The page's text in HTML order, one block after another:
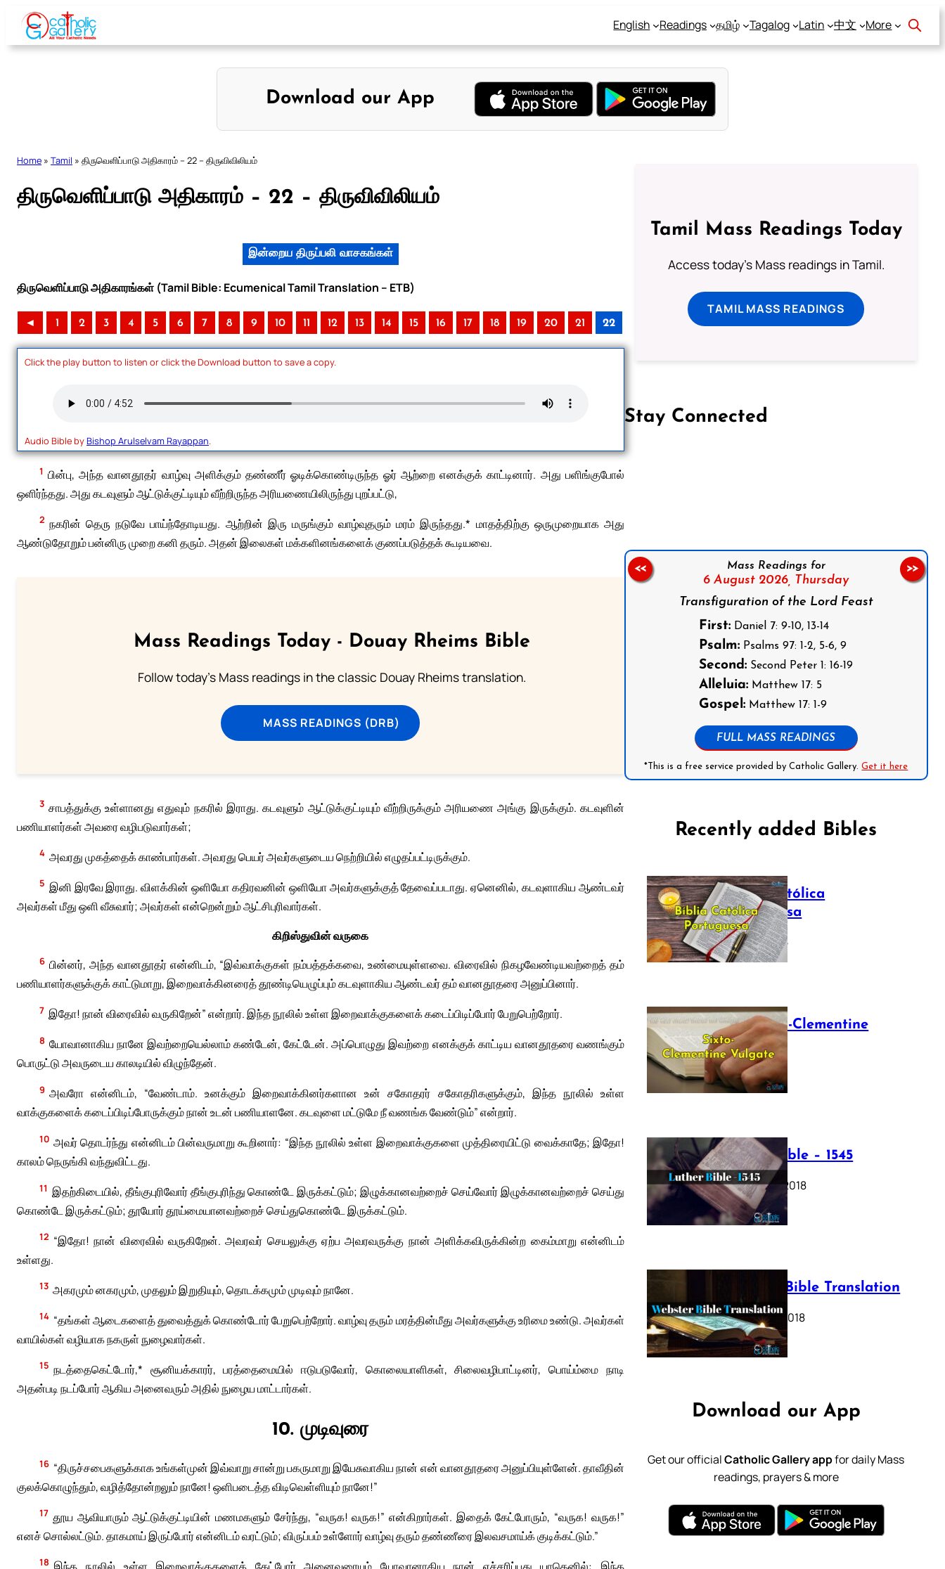
Skip
content
English Readings தமிழ் Tagalog Latin 中文 More
Download our App
Home » Tamil » திருவெளிப்பாடு அதிகாரம் – 22 – திருவிவிலியம்
திருவெளிப்பாடு அதிகாரம் – 22 – திருவிவிலியம்
இன்றைய திருப்பலி வாசகங்கள்
திருவெளிப்பாடு அதிகாரங்கள் (Tamil Bible: Ecumenical Tamil Translation – ETB)
◄ 1 2 3 4 5 6 7 8 9 10 11 12 13 14 15 16 17 18 19 20 21 22
Click the play button to listen or click the Download button to save a copy.
Audio Bible byBishop Arulselvam Rayappan.
1 பின்பு, அந்த வானதூதர் வாழ்வு அளிக்கும் தண்ணீர் ஓடிக்கொண்டிருந்த ஓர் ஆற்றை எனக்குக் காட்டினார். அது பளிங்குபோல்
ஒளிர்ந்தது. அது கடவுளும் ஆட்டுக்குட்டியும் வீற்றிருந்த அரியணையிலிருந்து புறப்பட்டு,
2 நகரின் தெரு நடுவே பாய்ந்தோடியது. ஆற்றின் இரு மருங்கும் வாழ்வுதரும் மரம் இருந்தது.* மாதத்திற்கு ஒருமுறையாக அது
ஆண்டுதோறும் பன்னிரு முறை கனி தரும். அதன் இலைகள் மக்களினங்களைக் குணப்படுத்தக் கூடியவை.
Mass Readings Today - Douay Rheims Bible
Follow today's Mass readings in the classic Douay Rheims translation.
MASS READINGS (DRB)
3 சாபத்துக்கு உள்ளானது எதுவும் நகரில் இராது. கடவுளும் ஆட்டுக்குட்டியும் வீற்றிருக்கும் அரியணை அங்கு இருக்கும். கடவுளின்
பணியாளர்கள் அவரை வழிபடுவார்கள்;
4 அவரது முகத்தைக் காண்பார்கள். அவரது பெயர் அவர்களுடைய நெற்றியில் எழுதப்பட்டிருக்கும்.
5 இனி இரவே இராது. விளக்கின் ஒளியோ கதிரவனின் ஒளியோ அவர்களுக்குத் தேவைப்படாது. ஏனெனில், கடவுளாகிய ஆண்டவர்
அவர்கள் மீது ஒளி வீசுவார்; அவர்கள் என்றென்றும் ஆட்சிபுரிவார்கள்.
கிறிஸ்துவின் வருகை
6 பின்னர், அந்த வானதூதர் என்னிடம், “இவ்வாக்குகள் நம்பத்தக்கவை, உண்மையுள்ளவை. விரைவில் நிகழவேண்டியவற்றைத் தம்
பணியாளர்களுக்குக் காட்டுமாறு, இறைவாக்கினரைத் தூண்டியெழுப்பும் கடவுளாகிய ஆண்டவர் தம் வானதூதரை அனுப்பினார்.
7 இதோ! நான் விரைவில் வருகிறேன்” என்றார். இந்த நூலில் உள்ள இறைவாக்குகளைக் கடைப்பிடிப்போர் பேறுபெற்றோர்.
8 யோவானாகிய நானே இவற்றையெல்லாம் கண்டேன், கேட்டேன். அப்பொழுது இவற்றை எனக்குக் காட்டிய வானதூதரை வணங்கும்
பொருட்டு அவருடைய காலடியில் விழுந்தேன்.
9 அவரோ என்னிடம், “வேண்டாம். உனக்கும் இறைவாக்கினர்களான உன் சகோதரர் சகோதரிகளுக்கும், இந்த நூலில் உள்ள
வாக்குகளைக் கடைப்பிடிப்போருக்கும் நான் உடன் பணியாளனே. கடவுளை மட்டுமே நீ வணங்க வேண்டும்” என்றார்.
10 அவர் தொடர்ந்து என்னிடம் பின்வருமாறு கூறினார்: “இந்த நூலில் உள்ள இறைவாக்குகளை முத்திரையிட்டு வைக்காதே; இதோ!
காலம் நெருங்கி வந்துவிட்டது.
11 இதற்கிடையில், தீங்குபுரிவோர் தீங்குபுரிந்து கொண்டே இருக்கட்டும்; இழுக்கானவற்றைச் செய்வோர் இழுக்கானவற்றைச் செய்து
கொண்டே இருக்கட்டும்; தூயோர் தூய்மையானவற்றைச் செய்துகொண்டே இருக்கட்டும்.
12 “இதோ! நான் விரைவில் வருகிறேன். அவரவர் செயலுக்கு ஏற்ப அவரவருக்கு நான் அளிக்கவிருக்கின்ற கைம்மாறு என்னிடம்
உள்ளது.
13 அகரமும் னகரமும், முதலும் இறுதியும், தொடக்கமும் முடிவும் நானே.
14 “தங்கள் ஆடைகளைத் துவைத்துக் கொண்டோர் பேறுபெற்றோர். வாழ்வு தரும் மரத்தின்மீது அவர்களுக்கு உரிமை உண்டு. அவர்கள்
வாயில்கள் வழியாக நகருள் நுழைவார்கள்.
15 நடத்தைகெட்டோர்,* சூனியக்காரர், பரத்தைமையில் ஈடுபடுவோர், கொலையாளிகள், சிலைவழிபாட்டினர், பொய்ம்மை நாடி
அதன்படி நடப்போர் ஆகிய அனைவரும் அதில் நுழைய மாட்டார்கள்.
10. முடிவுரை
16 “திருச்சபைகளுக்காக உங்கள்முன் இவ்வாறு சான்று பகருமாறு இயேசுவாகிய நான் என் வானதூதரை அனுப்பியுள்ளேன். தாவீதின்
குலக்கொழுந்தும், வழித்தோன்றலும் நானே! ஒளிபடைத்த விடிவெள்ளியும் நானே!”
17 தூய ஆவியாரும் ஆட்டுக்குட்டியின் மணமகளும் சேர்ந்து, “வருக! வருக!” என்கிறார்கள். இதைக் கேட்போரும், “வருக! வருக!”
எனச் சொல்லட்டும். தாகமாய் இருப்போர் என்னிடம் வரட்டும்; விருப்பம் உள்ளோர் வாழ்வு தரும் தண்ணீரை இலவசமாய்க் குடிக்கட்டும்.”
18 இந்த நூலில் உள்ள இறைவாக்குகளைக் கேட்போர் அனைவரையும் யோவானாகிய நான் எச்சரிப்பது யாதெனில்: இந்த
Tamil Mass Readings Today
Access today's Mass readings in Tamil.
TAMIL MASS READINGS
Stay Connected
Follow us on Facebook
Mass Readings for
6 August 2026, Thursday
Transfiguration of the Lord Feast
First: Daniel 7: 9-10, 13-14
Psalm: Psalms 97: 1-2, 5-6, 9
Second: Second Peter 1: 16-19
Alleluia: Matthew 17: 5
Gospel: Matthew 17: 1-9
FULL MASS READINGS
*This is a free service provided by Catholic Gallery.Get it here
<< >>
Recently added Bibles
Bíblia Católica
Portuguesa
July 16, 2025
The Sixto-Clementine
Vulgate
July 12, 2025
Luther Bible – 1545
October 17, 2018
Webster Bible Translation
October 11, 2018
Download our App
Get our officialCatholic Gallery appfor daily Mass
readings, prayers & more